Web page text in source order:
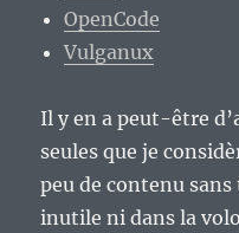
OpenCode
Vulganux
Il y en a peut-être
seules que je
peu de contenu
inutile ni dans la